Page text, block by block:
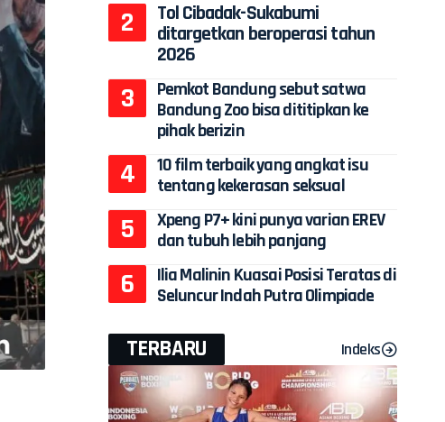
Tol Cibadak-Sukabumi
ditargetkan beroperasi tahun
2026
Pemkot Bandung sebut satwa
Bandung Zoo bisa dititipkan ke
pihak berizin
10 film terbaik yang angkat isu
tentang kekerasan seksual
Xpeng P7+ kini punya varian EREV
dan tubuh lebih panjang
Ilia Malinin Kuasai Posisi Teratas di
Seluncur Indah Putra Olimpiade
TERBARU Indeks